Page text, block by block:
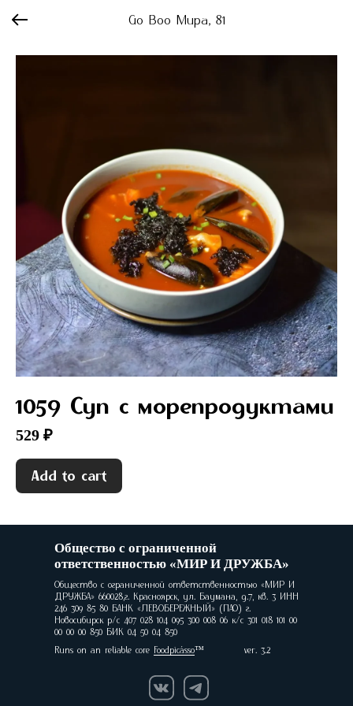
Go Boo Мира, 81
1059 Суп с морепродуктами
529 ₽
Add to cart
Общество с ограниченной
ответственностью «МИР И ДРУЖБА»
Общество с ограниченной ответственностью «МИР И
ДРУЖБА» 660028,г. Красноярск, ул. Баумана, д.7, кв. 3 ИНН
246 309 85 80 БАНК «ЛЕВОБЕРЕЖНЫЙ» (ПАО) г.
Новосибирск р/с 407 028 104 095 300 008 06 к/с 301 018 101 00
00 00 00 850 БИК 04 50 04 850
Runs on an reliable core Foodpicássover. 3.2